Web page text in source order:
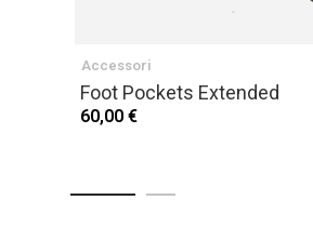
Accessori
Foot Pockets Extended
60,00 €